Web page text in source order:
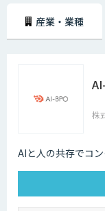
産業・業種
株
AIと人の共存でコ